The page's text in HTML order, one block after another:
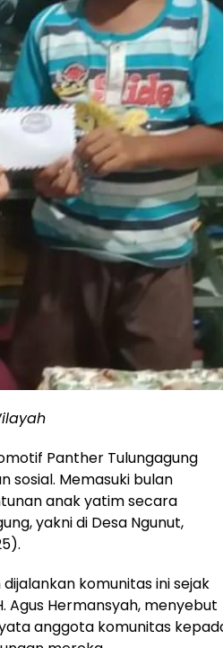
Panther Tulungagung
sosial. Memasuki bulan
anak yatim secara
yakni di Desa Ngunut,
komunitas ini sejak
Agus Hermansyah, menyebut
anggota komunitas